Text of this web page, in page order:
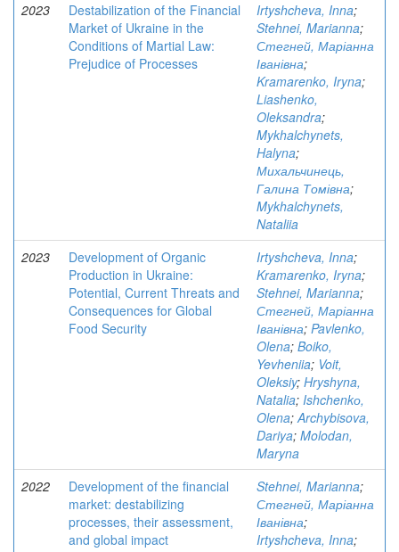
2023
Destabilization of the Financial
Market of Ukraine in the
Conditions of Martial Law:
Prejudice of Processes
Irtyshcheva, Inna;
Stehnei, Marianna;
Стегней, Маріанна
Іванівна;
Kramarenko, Iryna;
Liashenko,
Oleksandra;
Mykhalchynets,
Halyna;
Михальчинець,
Галина Томівна;
Mykhalchynets,
Nataliia
2023
Development of Organic
Production in Ukraine:
Potential, Current Threats and
Consequences for Global
Food Security
Irtyshcheva, Inna;
Kramarenko, Iryna;
Stehnei, Marianna;
Стегней, Маріанна
Іванівна; Pavlenko,
Olena; Boiko,
Yevheniia; Voit,
Oleksiy; Hryshyna,
Natalia; Ishchenkо,
Olena;Archybisova,
Dariya; Molodan,
Maryna
2022
Development of the financial
market: destabilizing
processes, their assessment,
and global impact
Stehnei, Marianna;
Стегней, Маріанна
Іванівна;
Irtyshcheva, Inna;